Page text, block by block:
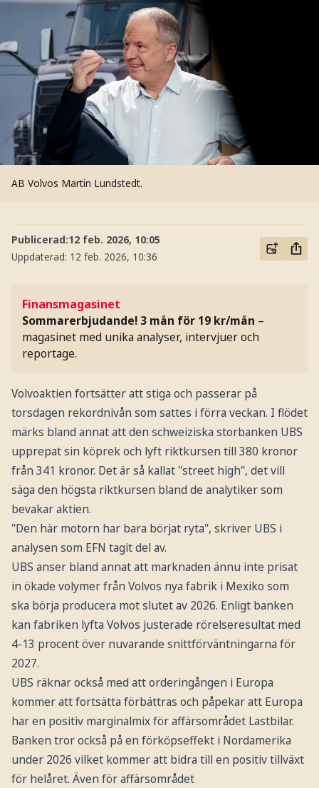
AB Volvos Martin Lundstedt.
Publicerad:12 feb. 2026, 10:05
Uppdaterad: 12 feb. 2026, 10:36
Finansmagasinet
Sommarerbjudande! 3 mån för 19 kr/mån –
magasinet med unika analyser, intervjuer och
reportage.
Volvoaktien fortsätter att stiga och passerar på
torsdagen rekordnivån som sattes i förra veckan. I flödet
märks bland annat att den schweiziska storbanken UBS
upprepat sin köprek och lyft riktkursen till 380 kronor
från 341 kronor. Det är så kallat "street high", det vill
säga den högsta riktkursen bland de analytiker som
bevakar aktien.
"Den här motorn har bara börjat ryta", skriver UBS i
analysen som EFN tagit del av.
UBS anser bland annat att marknaden ännu inte prisat
in ökade volymer från Volvos nya fabrik i Mexiko som
ska börja producera mot slutet av 2026. Enligt banken
kan fabriken lyfta Volvos justerade rörelseresultat med
4-13 procent över nuvarande snittförväntningarna för
2027.
UBS räknar också med att orderingången i Europa
kommer att fortsätta förbättras och påpekar att Europa
har en positiv marginalmix för affärsområdet Lastbilar.
Banken tror också på en förköpseffekt i Nordamerika
under 2026 vilket kommer att bidra till en positiv tillväxt
för helåret. Även för affärsområdet